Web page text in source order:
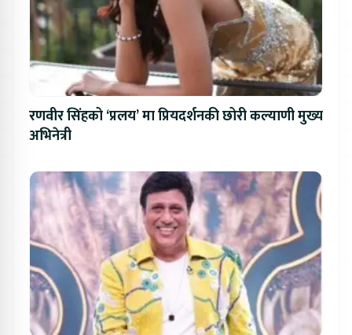
रणवीर सिंहको ‘प्रलय’ मा प्रियदर्शनकी छोरी कल्याणी मुख्य
अभिनेत्री